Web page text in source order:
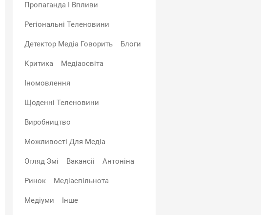
Пропаганда І Впливи
Регіональні Теленовини
Детектор Медіа Говорить Блоги
Критика Медіаосвіта
Іномовлення
Щоденні Теленовини
Виробництво
Можливості Для Медіа
Огляд Змі Вакансіі Антоніна
Ринок Медіаспільнота
Медіуми Інше